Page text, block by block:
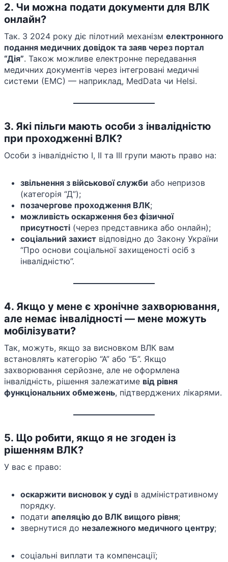
2. Чи можна подати документи для ВЛК
онлайн?
Так. З 2024 року діє пілотний механізм електронного
подання медичних довідок та заяв через портал
“Дія”. Також можливе електронне передавання
медичних документів через інтегровані медичні
системи (ЕМС) — наприклад, MedData чи Helsi.
3. Які пільги мають особи з інвалідністю
при проходженні ВЛК?
Особи з інвалідністю I, II та III групи мають право на:
звільнення з військової служби або непризов
(категорія “Д”);
позачергове проходження ВЛК;
можливість оскарження без фізичної
присутності (через представника або онлайн);
соціальний захист відповідно до Закону України
“Про основи соціальної захищеності осіб з
інвалідністю”.
4. Якщо у мене є хронічне захворювання,
але немає інвалідності — мене можуть
мобілізувати?
Так, можуть, якщо за висновком ВЛК вам
встановлять категорію “А” або “Б”. Якщо
захворювання серйозне, але не оформлена
інвалідність, рішення залежатиме від рівня
функціональних обмежень, підтверджених лікарями.
5. Що робити, якщо я не згоден із
рішенням ВЛК?
У вас є право:
оскаржити висновок у суді в адміністративному
порядку.
подати апеляцію до ВЛК вищого рівня;
звернутися до незалежного медичного центру;
соціальні виплати та компенсації;